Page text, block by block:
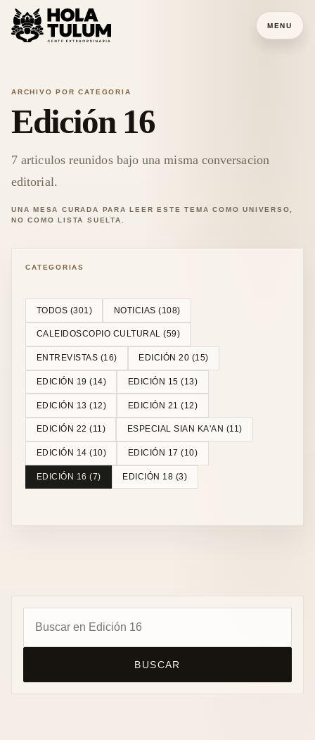
MENU
ARCHIVO POR CATEGORIA
Edición 16
7 articulos reunidos bajo una misma conversacion
editorial.
UNA MESA CURADA PARA LEER ESTE TEMA COMO UNIVERSO,
NO COMO LISTA SUELTA.
CATEGORIAS
TODOS (301 ) NOTICIAS (108)
CALEIDOSCOPIO CULTURAL (59)
ENTREVISTAS (16) EDICIÓN 20 (15)
EDICIÓN 19 (14) EDICIÓN 15 (13)
EDICIÓN 13 (12) EDICIÓN 21 (12)
EDICIÓN 22 (11) ESPECIAL SIAN KA'AN (11)
EDICIÓN 14 (10) EDICIÓN 17 (10)
EDICIÓN 16 (7) EDICIÓN 18 (3)
BUSCAR